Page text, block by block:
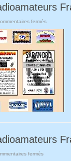
ferméssur
Revue
France
N°3-
Semaine
9-
2018!
ferméssur